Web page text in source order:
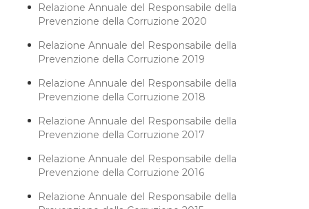
Relazione Annuale del Responsabile della
Prevenzione della Corruzione 2020
Relazione Annuale del Responsabile della
Prevenzione della Corruzione 2019
Relazione Annuale del Responsabile della
Prevenzione della Corruzione 2018
Relazione Annuale del Responsabile della
Prevenzione della Corruzione 2017
Relazione Annuale del Responsabile della
Prevenzione della Corruzione 2016
Relazione Annuale del Responsabile della